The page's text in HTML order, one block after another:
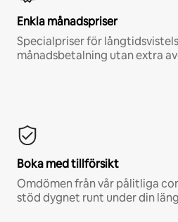
Enkla månadspriser
Specialpriser för
månadsbetalning utan extra
Boka med tillförsikt
Omdömen från vår pålitliga
stöd dygnet runt under din